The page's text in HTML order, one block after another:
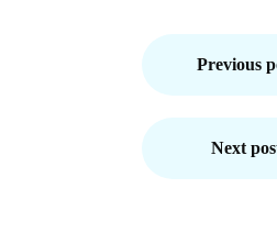
Previous
Next